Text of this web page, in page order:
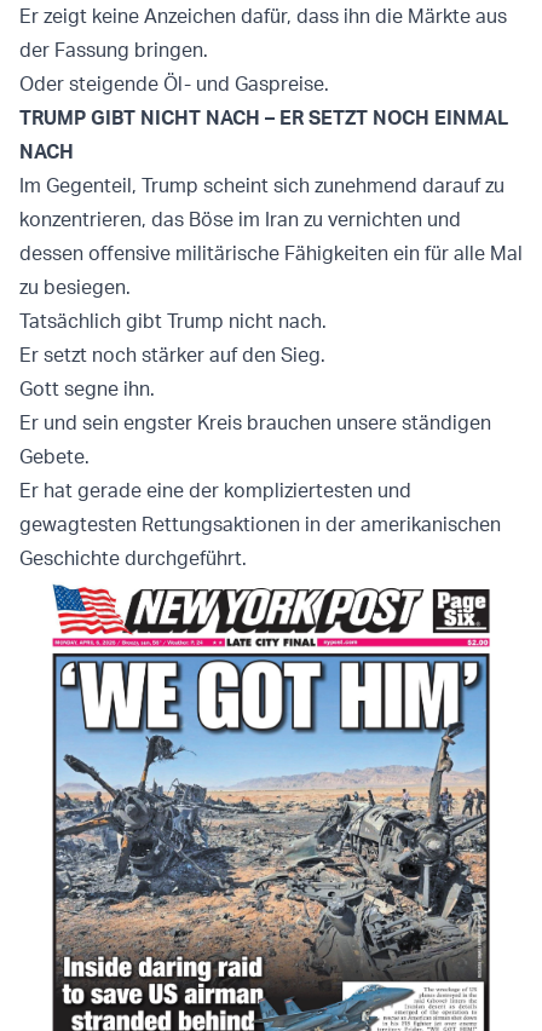
Er zeigt keine Anzeichen dafür, dass ihn die Märkte aus
der Fassung bringen.
Oder steigende Öl- und Gaspreise.
TRUMP GIBT NICHT NACH – ER SETZT NOCH EINMAL
NACH
Im Gegenteil, Trump scheint sich zunehmend darauf zu
konzentrieren, das Böse im Iran zu vernichten und
dessen offensive militärische Fähigkeiten ein für alle Mal
zu besiegen.
Tatsächlich gibt Trump nicht nach.
Er setzt noch stärker auf den Sieg.
Gott segne ihn.
Er und sein engster Kreis brauchen unsere ständigen
Gebete.
Er hat gerade eine der kompliziertesten und
gewagtesten Rettungsaktionen in der amerikanischen
Geschichte durchgeführt.